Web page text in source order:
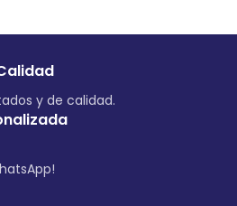
y de calidad.